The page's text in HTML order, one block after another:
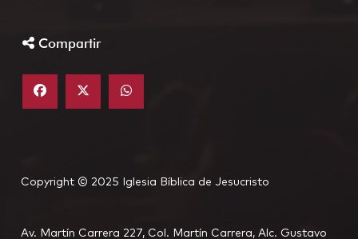
Compartir
Copyright © 2025 Iglesia Bíblica de Jesucristo
Av. Martín Carrera 227, Col. Martín Carrera, Alc. Gustavo